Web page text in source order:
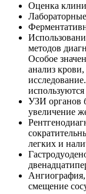
Оценка
методов
Особое
анализ
УЗИ органов
увеличение
легких и
смещение